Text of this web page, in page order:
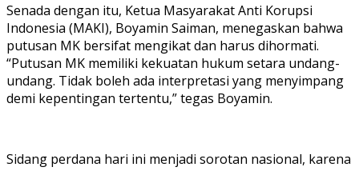
Senada dengan itu, Ketua Masyarakat Anti Korupsi
Indonesia (MAKI), Boyamin Saiman, menegaskan bahwa
putusan MK bersifat mengikat dan harus dihormati.
“Putusan MK memiliki kekuatan hukum setara undang-
undang. Tidak boleh ada interpretasi yang menyimpang
demi kepentingan tertentu,” tegas Boyamin.
Sidang perdana hari ini menjadi sorotan nasional, karena